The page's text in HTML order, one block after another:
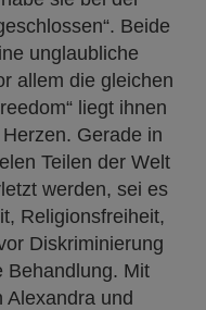
Beide
unglaubliche
allem die gleichen
liegt ihnen
Gerade in
Teilen der Welt
werden, sei es
Religionsfreiheit,
Diskriminierung
Behandlung. Mit
Alexandra und